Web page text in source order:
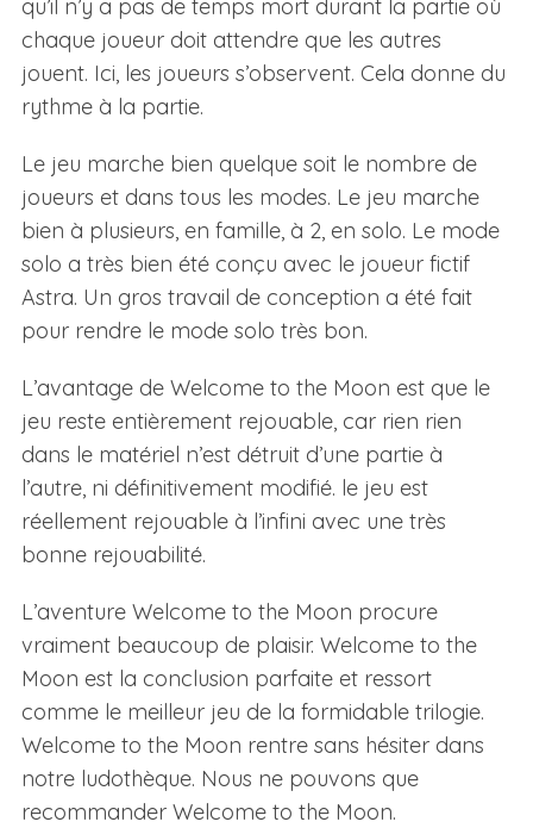
qu’il n’y a pas de temps mort durant la partie où
chaque joueur doit attendre que les autres
jouent. Ici, les joueurs s’observent. Cela donne du
rythme à la partie.
Le jeu marche bien quelque soit le nombre de
joueurs et dans tous les modes. Le jeu marche
bien à plusieurs, en famille, à 2, en solo. Le mode
solo a très bien été conçu avec le joueur fictif
Astra. Un gros travail de conception a été fait
pour rendre le mode solo très bon.
L’avantage de Welcome to the Moon est que le
jeu reste entièrement rejouable, car rien rien
dans le matériel n’est détruit d’une partie à
l’autre, ni définitivement modifié. le jeu est
réellement rejouable à l’infini avec une très
bonne rejouabilité.
L’aventure Welcome to the Moon procure
vraiment beaucoup de plaisir. Welcome to the
Moon est la conclusion parfaite et ressort
comme le meilleur jeu de la formidable trilogie.
Welcome to the Moon rentre sans hésiter dans
notre ludothèque. Nous ne pouvons que
recommander Welcome to the Moon.